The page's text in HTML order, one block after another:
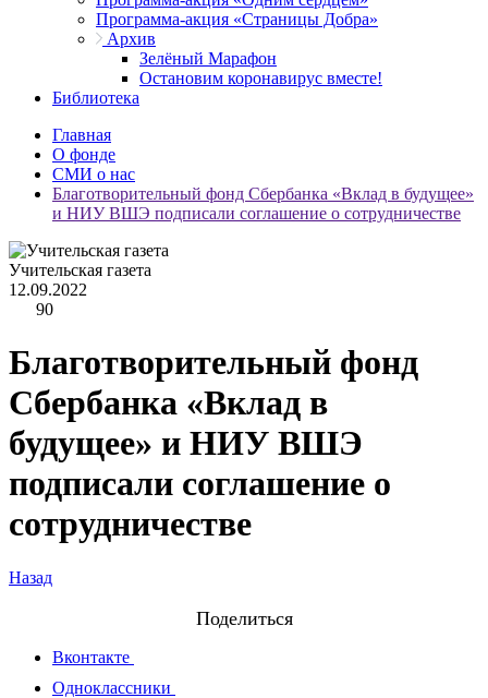
Программа-акция «Страницы Добра»
Архив
Зелёный Марафон
Остановим коронавирус вместе!
Библиотека
Главная
О фонде
СМИ о нас
Благотворительный фонд Сбербанка «Вклад в будущее»
и НИУ ВШЭ подписали соглашение о сотрудничестве
Учительская газета
12.09.2022
90
Благотворительный фонд
Сбербанка «Вклад в
будущее» и НИУ ВШЭ
подписали соглашение о
сотрудничестве
Назад
Поделиться
Вконтакте
Одноклассники